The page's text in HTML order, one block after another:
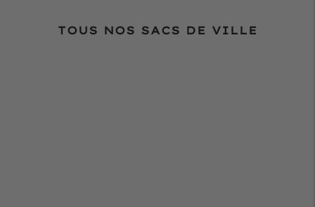
TOUS NOS SACS DE VILLE